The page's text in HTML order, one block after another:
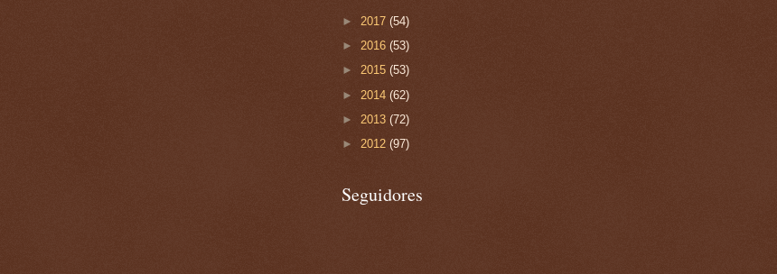
► 2017 (54)
► 2016 (53)
► 2015 (53)
► 2014 (62)
► 2013 (72)
► 2012 (97)
Seguidores